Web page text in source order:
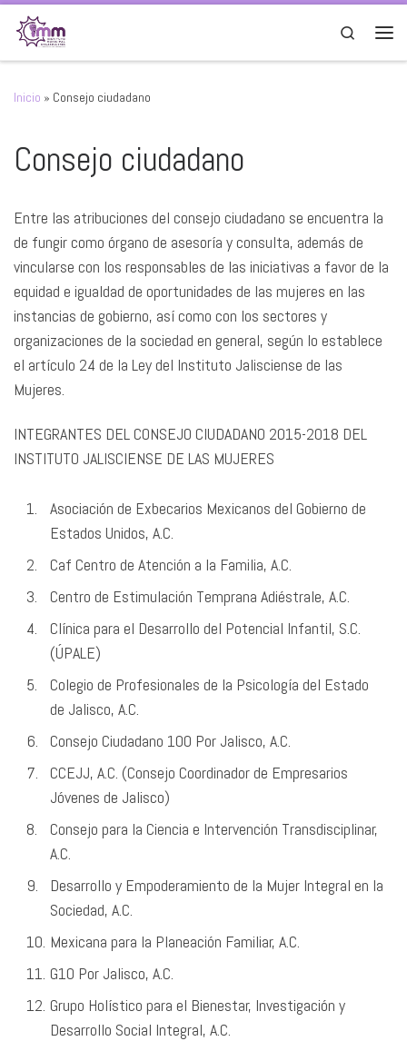
Saltar al contenido
Search
Inicio » Consejo ciudadano
Consejo ciudadano
Entre las atribuciones del consejo ciudadano se encuentra la
de fungir como órgano de asesoría y consulta, además de
vincularse con los responsables de las iniciativas a favor de la
equidad e igualdad de oportunidades de las mujeres en las
instancias de gobierno, así como con los sectores y
organizaciones de la sociedad en general, según lo establece
el artículo 24 de la Ley del Instituto Jalisciense de las
Mujeres.
INTEGRANTES DEL CONSEJO CIUDADANO 2015-2018 DEL
INSTITUTO JALISCIENSE DE LAS MUJERES
Asociación de Exbecarios Mexicanos del Gobierno de
Estados Unidos, A.C.
Caf Centro de Atención a la Familia, A.C.
Centro de Estimulación Temprana Adiéstrale, A.C.
Clínica para el Desarrollo del Potencial Infantil, S.C.
(ÚPALE)
Colegio de Profesionales de la Psicología del Estado
de Jalisco, A.C.
Consejo Ciudadano 100 Por Jalisco, A.C.
CCEJJ, A.C. (Consejo Coordinador de Empresarios
Jóvenes de Jalisco)
Consejo para la Ciencia e Intervención Transdisciplinar,
A.C.
Desarrollo y Empoderamiento de la Mujer Integral en la
Sociedad, A.C.
Mexicana para la Planeación Familiar, A.C.
G10 Por Jalisco, A.C.
Grupo Holístico para el Bienestar, Investigación y
Desarrollo Social Integral, A.C.